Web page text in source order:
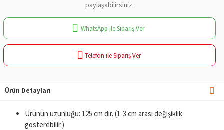
paylaşabilirsiniz.
WhatsApp ile Sipariş Ver
Telefon ile Sipariş Ver
Ürün Detayları
Ürünün uzunluğu: 125 cm dir. (1-3 cm arası değişiklik
gösterebilir.)